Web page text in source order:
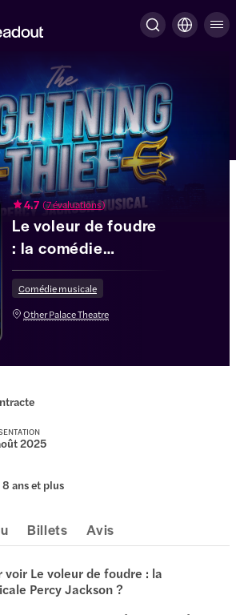
4.7 (7 évaluations)
Le voleur de foudre
: la comédie
musicale Percy
Jackson
Comédie musicale
Other Palace Theatre
2025
ans et plus
Billets Avis
voir Le voleur de foudre : la
Percy Jackson ?